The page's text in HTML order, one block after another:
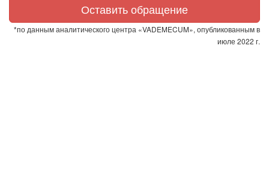
Оставить обращение
*по данным аналитического центра «VADEMECUM», опубликованным в
июле 2022 г.